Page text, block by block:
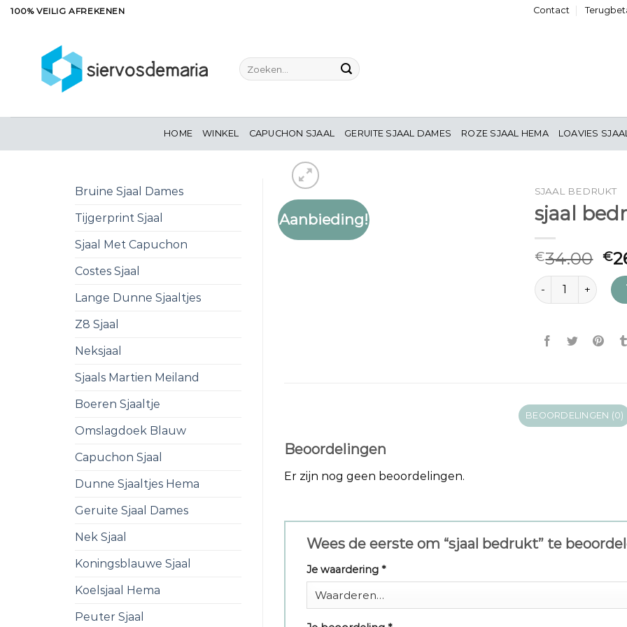
Ga100% VEILIG AFREKENEN Contact
Zoeken
naar:
HOME WINKEL CAPUCHON SJAAL GERUITE SJAAL DAMES ROZE SJAAL HEMA LOAVIES
Bruine Sjaal Dames
Tijgerprint Sjaal
Sjaal Met Capuchon
Costes Sjaal
Lange Dunne Sjaaltjes
Z8 Sjaal
Neksjaal
Sjaals Martien Meiland
Boeren Sjaaltje
Omslagdoek Blauw
Capuchon Sjaal
Dunne Sjaaltjes Hema
Geruite Sjaal Dames
Nek Sjaal
Koningsblauwe Sjaal
Koelsjaal Hema
Peuter Sjaal
Aanbieding!
SJAAL BEDRUKT
sjaal
€34.00 €
sjaal bedrukt
BEOORDELINGEN (0)
Beoordelingen
Er zijn nog geen beoordelingen.
Wees de eerste om “sjaal bedrukt” te
Je waardering *